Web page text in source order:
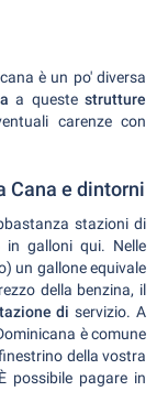
è un po' diversa
a questestrutture
carenze con
Cana e dintorni
stazioni di
in galloni qui. Nelle
un gallone equivale
della benzina, il
di servizio. A
è comune
della vostra
possibile pagare in